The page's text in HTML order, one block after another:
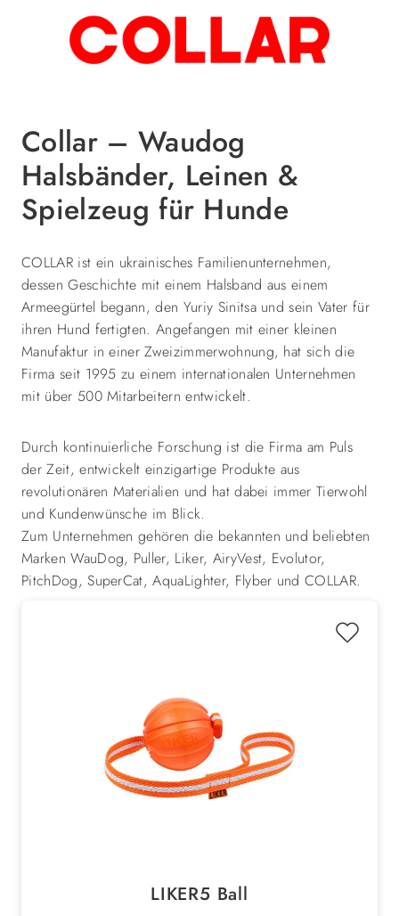
Collar – Waudog
Halsbänder, Leinen &
Spielzeug für Hunde
COLLAR ist ein ukrainisches Familienunternehmen,
dessen Geschichte mit einem Halsband aus einem
Armeegürtel begann, den Yuriy Sinitsa und sein Vater für
ihren Hund fertigten. Angefangen mit einer kleinen
Manufaktur in einer Zweizimmerwohnung, hat sich die
Firma seit 1995 zu einem internationalen Unternehmen
mit über 500 Mitarbeitern entwickelt.
Durch kontinuierliche Forschung ist die Firma am Puls
der Zeit, entwickelt einzigartige Produkte aus
revolutionären Materialien und hat dabei immer Tierwohl
und Kundenwünsche im Blick.
Zum Unternehmen gehören die bekannten und beliebten
Marken WauDog, Puller, Liker, AiryVest, Evolutor,
PitchDog, SuperCat, AquaLighter, Flyber und COLLAR.
LIKER5 Ball